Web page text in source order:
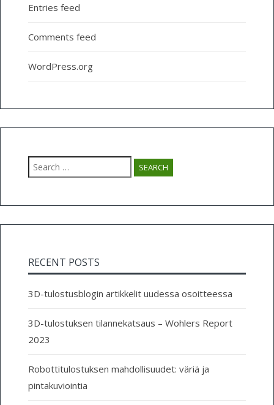
Entries feed
Comments feed
WordPress.org
Search
for:
RECENT POSTS
3D-tulostusblogin artikkelit uudessa osoitteessa
3D-tulostuksen tilannekatsaus – Wohlers Report
2023
Robottitulostuksen mahdollisuudet: väriä ja
pintakuviointia